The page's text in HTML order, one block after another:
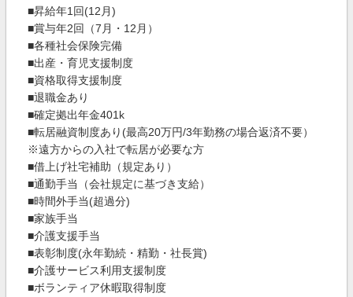
■昇給年1回(12月)
■賞与年2回（7月・12月）
■各種社会保険完備
■出産・育児支援制度
■資格取得支援制度
■退職金あり
■確定拠出年金401k
■転居融資制度あり(最高20万円/3年勤務の場合返済不要）
※遠方からの入社で転居が必要な方
■借上げ社宅補助（規定あり）
■通勤手当（会社規定に基づき支給）
■時間外手当(超過分)
■家族手当
■介護支援手当
■表彰制度(永年勤続・精勤・社長賞)
■介護サービス利用支援制度
■ボランティア休暇取得制度